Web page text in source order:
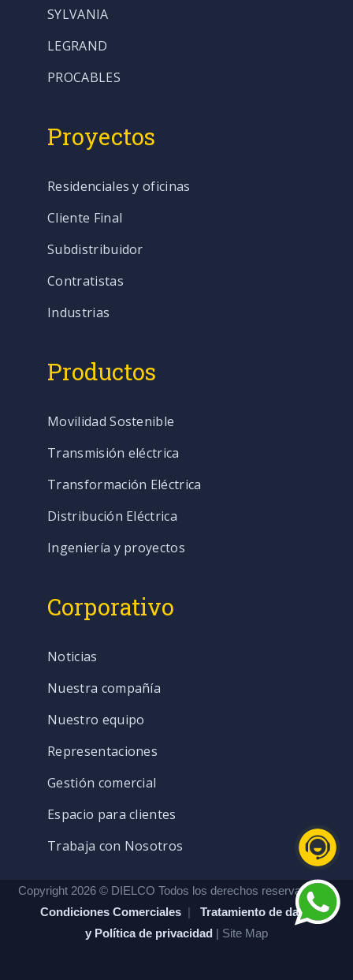
SYLVANIA
LEGRAND
PROCABLES
Proyectos
Residenciales y oficinas
Cliente Final
Subdistribuidor
Contratistas
Industrias
Productos
Movilidad Sostenible
Transmisión eléctrica
Transformación Eléctrica
Distribución Eléctrica
Ingeniería y proyectos
Corporativo
Noticias
Nuestra compañía
Nuestro equipo
Representaciones
Gestión comercial
Espacio para clientes
Trabaja con Nosotros
Copyright 2026 © DIELCO Todos los derechos reservados. |
Condiciones Comerciales | Tratamiento de datos
y Política de privacidad | Site Map